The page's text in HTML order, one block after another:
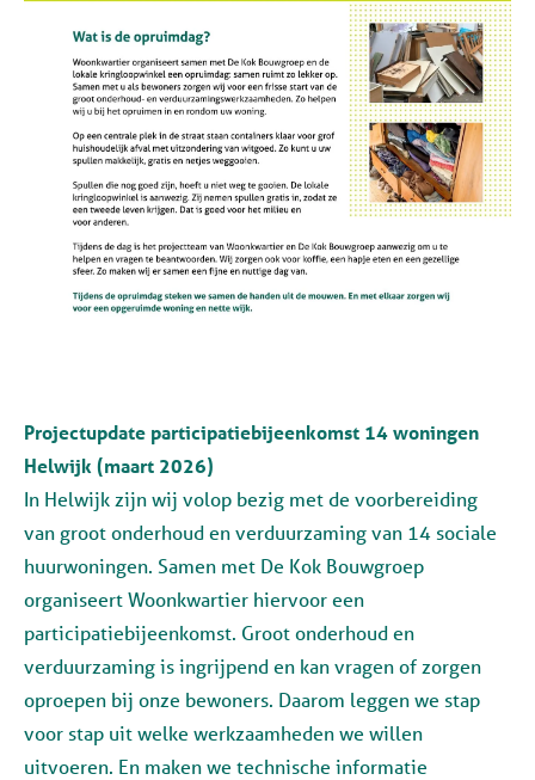
Projectupdate participatiebijeenkomst 14 woningen
Helwijk (maart 2026)
In Helwijk zijn wij volop bezig met de voorbereiding
van groot onderhoud en verduurzaming van 14 sociale
huurwoningen. Samen met De Kok Bouwgroep
organiseert Woonkwartier hiervoor een
participatiebijeenkomst. Groot onderhoud en
verduurzaming is ingrijpend en kan vragen of zorgen
oproepen bij onze bewoners. Daarom leggen we stap
voor stap uit welke werkzaamheden we willen
uitvoeren. En maken we technische informatie